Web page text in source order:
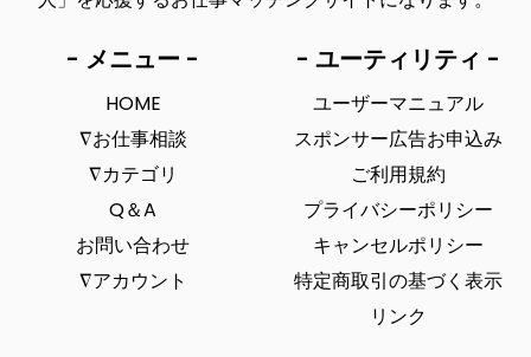
- メニュー -
HOME
∇お仕事相談
∇カテゴリ
Q＆A
お問い合わせ
∇アカウント
- ユーティリティ -
ユーザーマニュアル
スポンサー広告お申込み
ご利用規約
プライバシーポリシー
キャンセルポリシー
特定商取引の基づく表示
リンク